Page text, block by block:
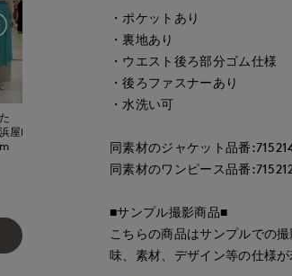
屋I.T.'S. international/7-IDconcept.
cm
157 cm
・ポケットあり
・裏地あり
・ウエスト後ろ部分ゴム仕様
・後ろファスナーあり
・水洗い可
同素材のジャケット品番
同素材のワンピース品番
■サンプル撮影商品■
こちらの商品はサンプルでの
味、素材、デザイン等の仕様